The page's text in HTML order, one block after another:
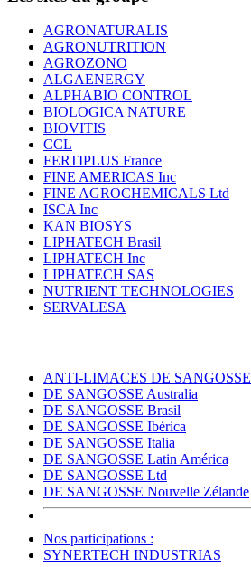
AGRONATURALIS
AGRONUTRITION
AGROZONO
ALGAENERGY
ALPHABIO CONTROL
BIOLOGICA NATURE
BIOVITIS
CCL
FERTIPLUS France
FINE AMERICAS Inc
FINE AGROCHEMICALS Ltd
ISCA Inc
KAN BIOSYS
LIPHATECH Brasil
LIPHATECH Inc
LIPHATECH SAS
NUTRIENT TECHNOLOGIES
SERVALESA
ANTI-LIMACES DE SANGOSSE
DE SANGOSSE Australia
DE SANGOSSE Brasil
DE SANGOSSE Ibérica
DE SANGOSSE Italia
DE SANGOSSE Latin América
DE SANGOSSE Ltd
DE SANGOSSE Nouvelle Zélande
Nos participations :
SYNERTECH INDUSTRIAS